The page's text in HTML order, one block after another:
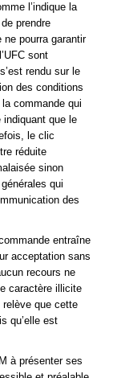
l’indique la
prendre
pourra garantir
sont
rendu sur le
des conditions
commande qui
indiquant que le
le clic
réduite
sinon
qui
des
entraîne
acceptation sans
recours ne
caractère illicite
relève que cette
qu’elle est
à présenter ses